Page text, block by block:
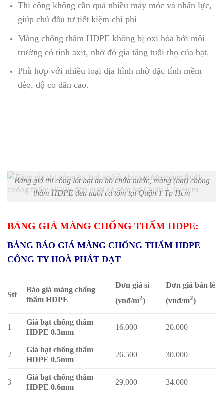
Thi công không cần quá nhiều máy móc và nhân lực,
giúp chủ đầu tư tiết kiệm chi phí
Màng chống thấm HDPE không bị oxi hóa bởi môi
trường có tính axit, nhờ đó gia tăng tuổi thọ của bạt.
Phù hợp với nhiều loại địa hình nhờ đặc tính mềm
dẻo, độ co dãn cao.
Bảng giá thi công lót bạt ao hồ chứa nước, màng (bạt) chống
thấm HDPE đen nuôi cá tôm tại Quận 1 Tp Hcm
BẢNG GIÁ MÀNG CHỐNG THẤM HDPE:
BẢNG BÁO GIÁ MÀNG CHỐNG THẤM HDPE
CÔNG TY HOÀ PHÁT ĐẠT
Stt
Báo giá màng chống
thấm HDPE
Đơn giá sỉ
(vnđ/m2)
Đơn giá bán lẻ
(vnđ/m2)
1
Giá bạt chống thấm
HDPE 0.3mm
16.000 20.000
2
Giá bạt chống thấm
HDPE 0.5mm
26.500 30.000
3
Giá bạt chống thấm
HDPE 0.6mm
29.000 34.000